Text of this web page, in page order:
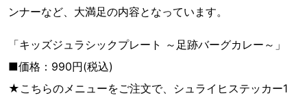
ンナーなど、大満足の内容となっています。
「キッズジュラシックプレート ～足跡バーグカレー～」
■価格：990円(税込)
★こちらのメニューをご注文で、シュライヒステッカー1